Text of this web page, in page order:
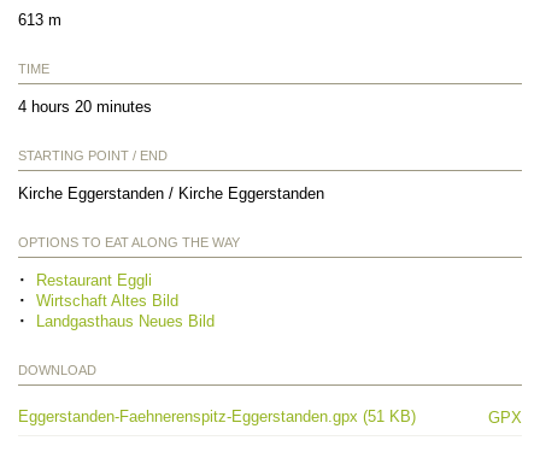
613 m
TIME
4 hours 20 minutes
STARTING POINT / END
Kirche Eggerstanden / Kirche Eggerstanden
OPTIONS TO EAT ALONG THE WAY
Restaurant Eggli
Wirtschaft Altes Bild
Landgasthaus Neues Bild
DOWNLOAD
Eggerstanden-Faehnerenspitz-Eggerstanden.gpx (51 KB) GPX